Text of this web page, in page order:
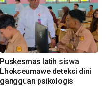
Puskesmas latih siswa
Lhokseumawe deteksi dini
gangguan psikologis